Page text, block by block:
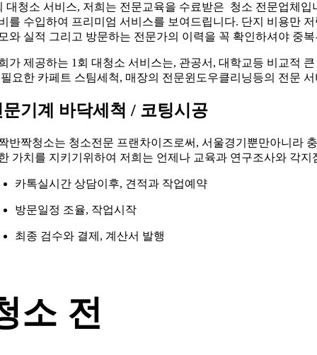
대청소 서비스, 저희는 전문교육을 수료받은 청소 전문업체
를 수입하여 프리미엄 서비스를 보여드립니다. 단지 비용만
와 실적 그리고 방문하는 전문가의 이력을 꼭 확인하셔야 중
가 제공하는 1회 대청소 서비스는, 관공서, 대학교등 비교적
요한 카페트 스팀세척, 매장의 전문윈도우클리닝등의 전문
문기계 바닥세척 / 코팅시공
반짝청소는 청소전문 프랜차이즈로써, 서울경기뿐만아니라
가치를 지키기위하여 저희는 언제나 교육과 연구조사와 각
카톡실시간 상담이후, 견적과 작업예약
방문일정 조율, 작업시작
최종 검수와 결제, 계산서 발행
소 전